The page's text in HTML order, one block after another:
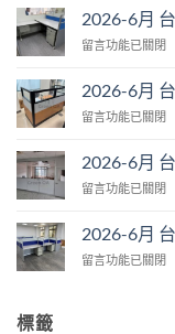
月
台
市
肚
中
2026-6月
在
月
台
市
里
中
留言功能已關閉
2026-6月
在
月
台
市
里
留言功能已關閉
2026-6月
在
月
台
留言功能已關閉
2026-6月
在
留言功能已關閉
標籤